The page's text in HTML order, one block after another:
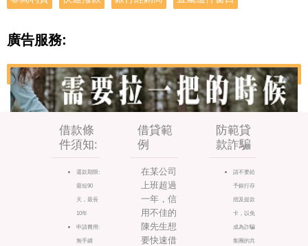
廣告服務:
借款條
件須知:
還款期限:
最短90
天，最長
10年
申請費用:
無手續
借貸範
例
在某公司
上班超過
一年，信
用不佳的
陳先生想
要快速借
防範貸
款詐騙
請不要給
予銀行存
摺及提款
卡，以免
成為詐騙
集團的共